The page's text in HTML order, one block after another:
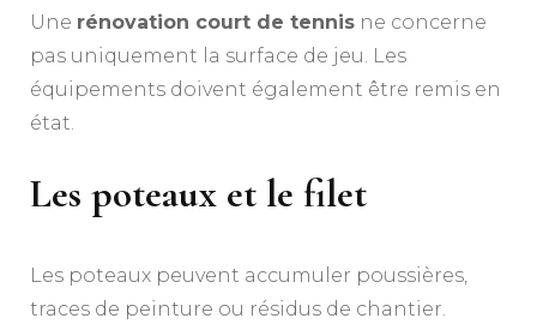
Une rénovation court de tennis ne concerne
pas uniquement la surface de jeu. Les
équipements doivent également être remis en
état.
Les poteaux et le filet
Les poteaux peuvent accumuler poussières,
traces de peinture ou résidus de chantier.